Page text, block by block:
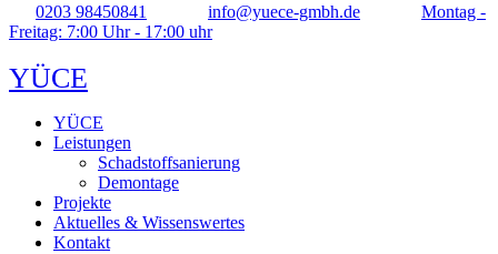
0203 98450841
info@yuece-gmbh.de
Montag -
Freitag: 7:00 Uhr - 17:00 uhr
YÜCE
YÜCE
Leistungen
Schadstoffsanierung
Demontage
Projekte
Aktuelles & Wissenswertes
Kontakt